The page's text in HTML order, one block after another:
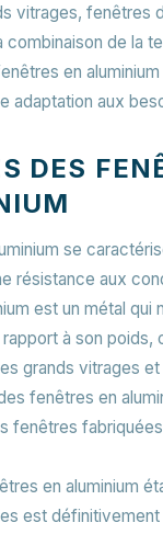
vitrages, fenêtres
combinaison de la
en
adaptation aux
DES
se
résistance aux
est un métal qui
à son poids,
grands vitrages
fenêtres en
fenêtres
en aluminium
est